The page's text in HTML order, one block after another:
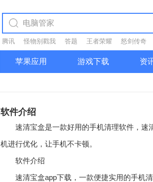
腾讯 怪物别戳我 答题 王者荣耀 怒剑传奇
苹果应用 游戏下载 资
软件介绍
速清宝盒是一款好用的手机清理软件，速
机进行优化，让手机不卡顿。
软件介绍
速清宝盒app下载，一款便捷实用的手机清